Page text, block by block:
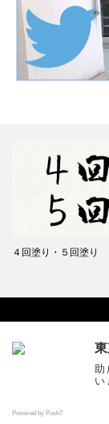
４回塗り・５回塗り
Copyright © 価
助
い
Powered by Push7